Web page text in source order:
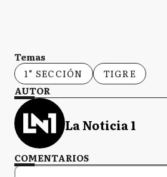
Temas
1° SECCIÓN
TIGRE
AUTOR
La Noticia 1
COMENTARIOS